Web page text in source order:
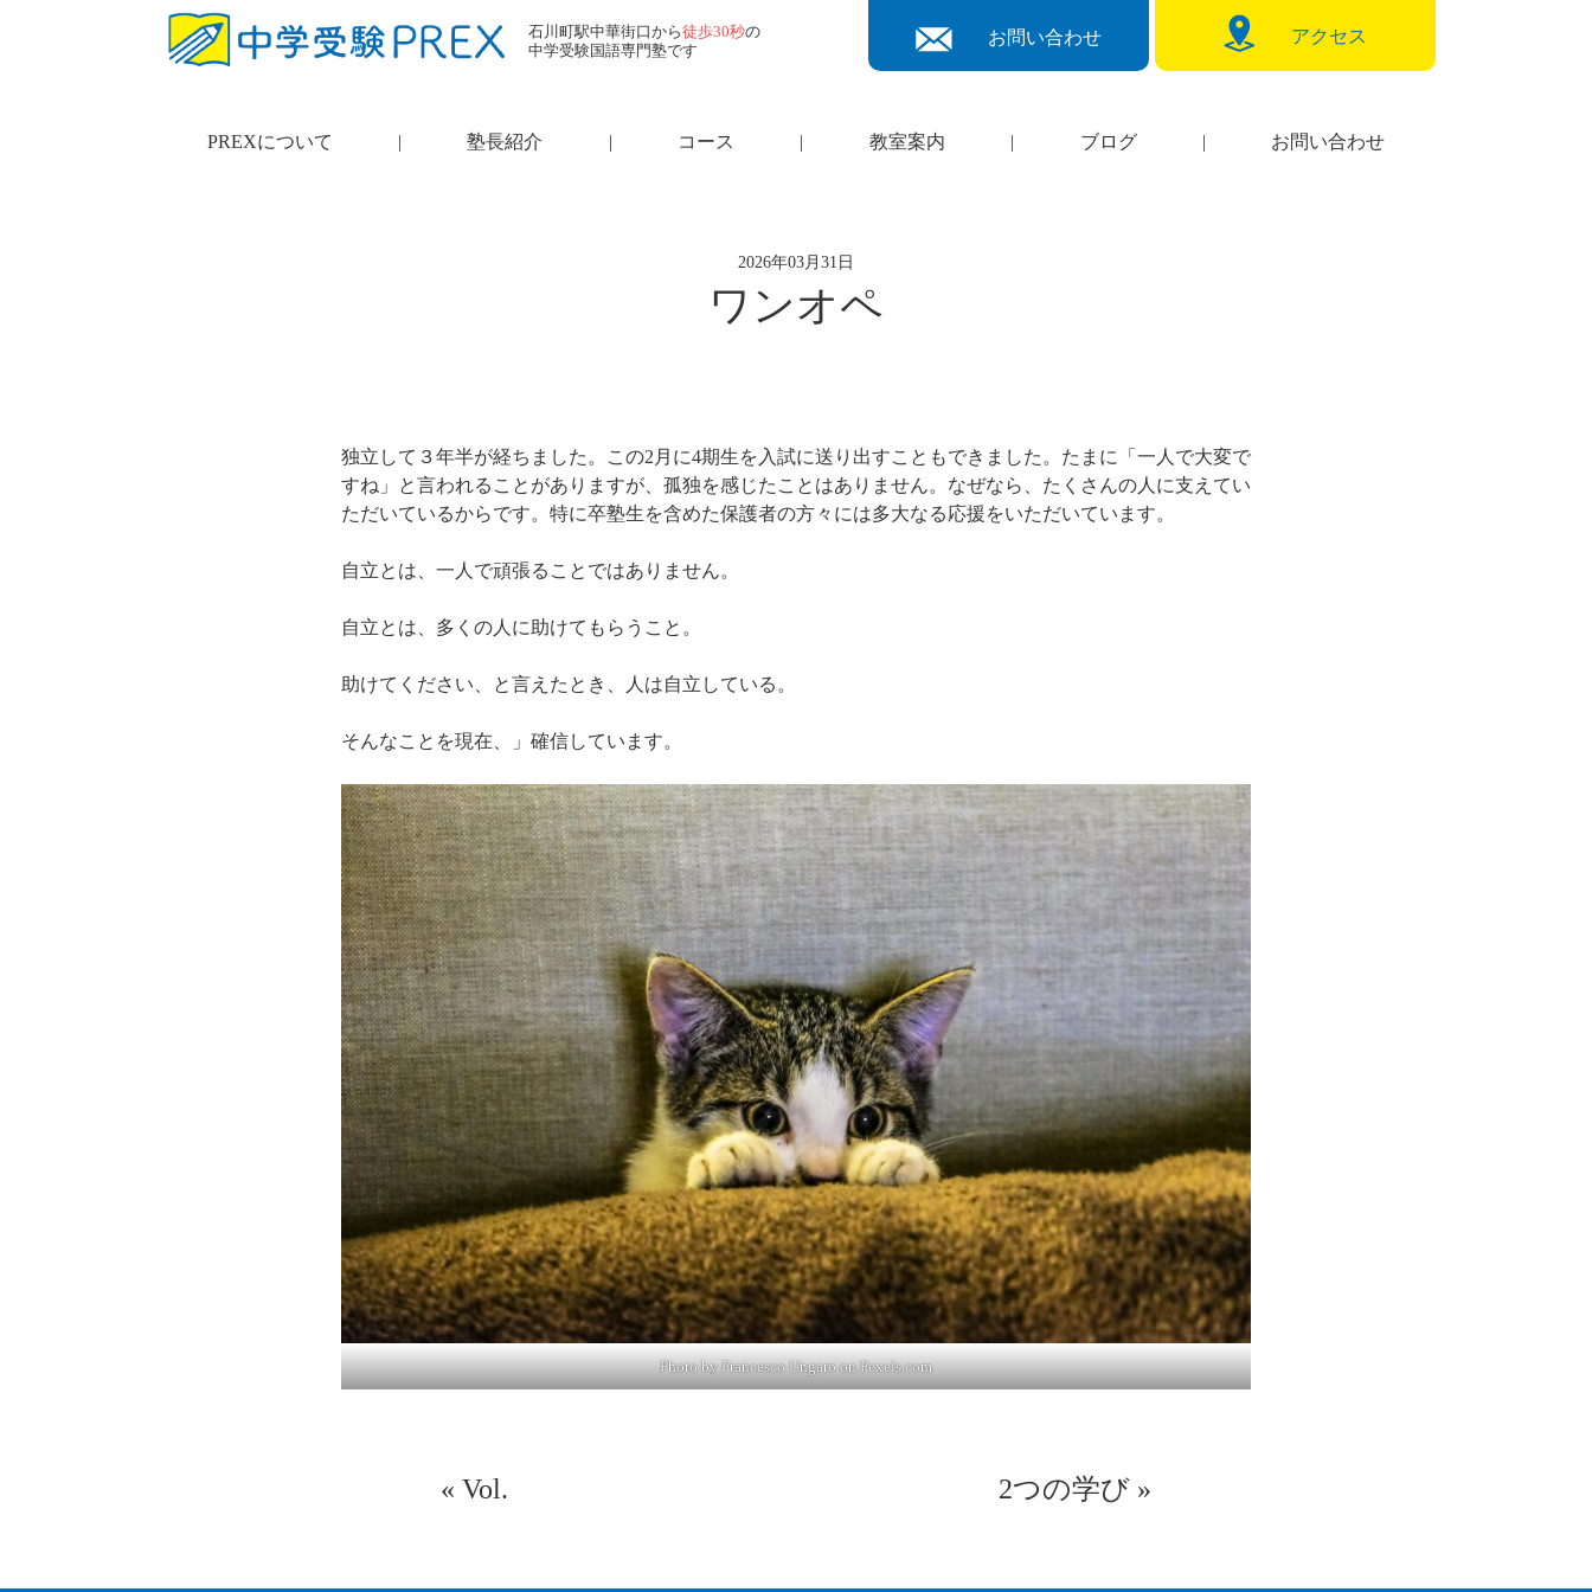
石川町駅中華街口から徒歩30秒の
中学受験国語専門塾です
お問い合わせ アクセス
PREXについて | 塾長紹介 | コース | 教室案内 | ブログ | お問い合わせ
2026年03月31日
ワンオペ
独立して３年半が経ちました。この2月に4期生を入試に送り出すこともできました。たまに「一人で大変で
すね」と言われることがありますが、孤独を感じたことはありません。なぜなら、たくさんの人に支えてい
ただいているからです。特に卒塾生を含めた保護者の方々には多大なる応援をいただいています。
自立とは、一人で頑張ることではありません。
自立とは、多くの人に助けてもらうこと。
助けてください、と言えたとき、人は自立している。
そんなことを現在、」確信しています。
Photo by Francesco Ungaro onPexels.com
« Vol. 2つの学び »